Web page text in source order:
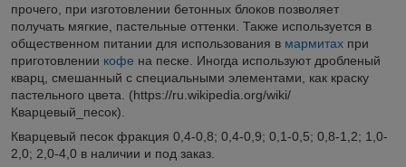
прочего, при изготовлении бетонных блоков позволяет
получать мягкие, пастельные оттенки. Также используется в
общественном питании для использования в мармитах при
приготовлении кофе на песке. Иногда используют дробленый
кварц, смешанный с специальными элементами, как краску
пастельного цвета. (https://ru.wikipedia.org/wiki/
Кварцевый_песок).
Кварцевый песок фракция 0,4-0,8; 0,4-0,9; 0,1-0,5; 0,8-1,2; 1,0-
2,0; 2,0-4,0 в наличии и под заказ.